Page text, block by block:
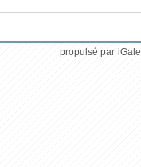
propulsé par